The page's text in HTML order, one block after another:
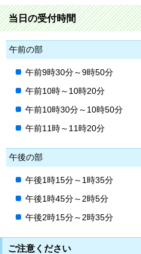
当日の受付時間
午前の部
午前9時30分～9時50分
午前10時～10時20分
午前10時30分～10時50分
午前11時～11時20分
午後の部
午後1時15分～1時35分
午後1時45分～2時5分
午後2時15分～2時35分
ご注意ください